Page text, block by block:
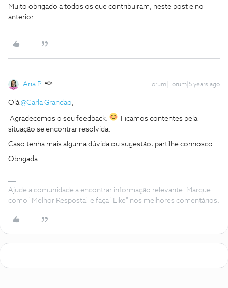
Muito obrigado a todos os que contribuiram, neste post e no
anterior.
Ana P. Forum|Forum|5 years ago
Olá@Carla Grandao,
Agradecemos o seu feedback.
Ficamos contentes pela
situação se encontrar resolvida.
Caso tenha mais alguma dúvida ou sugestão, partilhe connosco.
Obrigada
Ajude a comunidade a encontrar informação relevante. Marque
como "Melhor Resposta" e faça "Like" nos melhores comentários.